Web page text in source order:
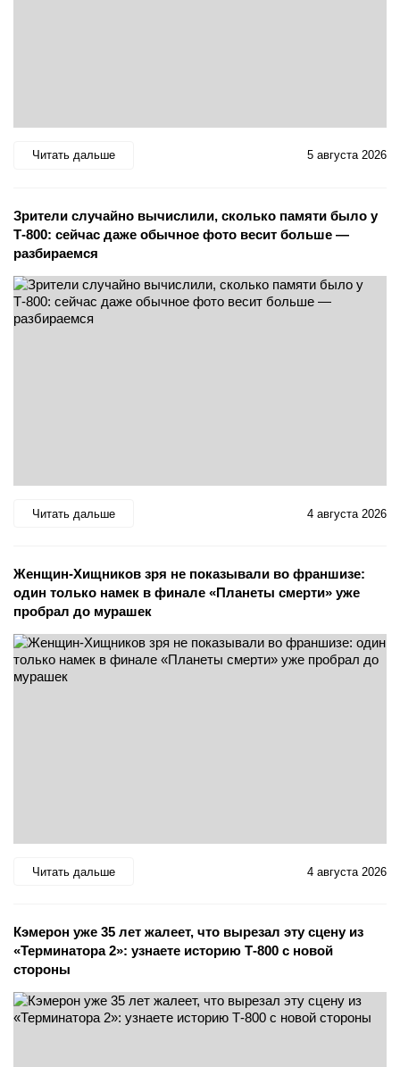
Читать дальше 5 августа 2026
Зрители случайно вычислили, сколько памяти было у
Т-800: сейчас даже обычное фото весит больше —
разбираемся
Читать дальше 4 августа 2026
Женщин-Хищников зря не показывали во франшизе:
один только намек в финале «Планеты смерти» уже
пробрал до мурашек
Читать дальше 4 августа 2026
Кэмерон уже 35 лет жалеет, что вырезал эту сцену из
«Терминатора 2»: узнаете историю Т-800 с новой
стороны